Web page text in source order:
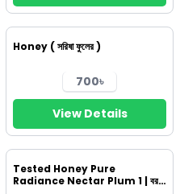
Honey ( সরিষা ফুলের )
700৳
View Details
Tested Honey Pure
Radiance Nectar Plum 1 | বরই